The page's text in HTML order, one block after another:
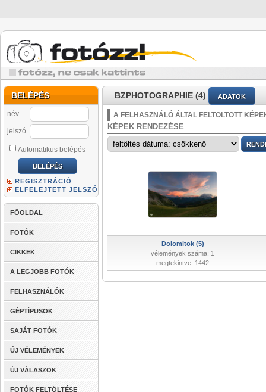
BELÉPÉS
név
jelszó
Automatikus belépés
REGISZTRÁCIÓ
ELFELEJTETT JELSZÓ
FŐOLDAL
FOTÓK
CIKKEK
A LEGJOBB FOTÓK
FELHASZNÁLÓK
GÉPTÍPUSOK
SAJÁT FOTÓK
ÚJ VÉLEMÉNYEK
ÚJ VÁLASZOK
FOTÓK FELTÖLTÉSE
BZPHOTOGRAPHIE (4) ADATOK
A FELHASZNÁLÓ ÁLTAL FELTÖLTÖTT
KÉPEK RENDEZÉSE
Dolomitok (5)
vélemények száma: 1
megtekintve: 1442